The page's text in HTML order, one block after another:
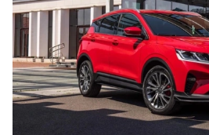
00:00 / 00:00